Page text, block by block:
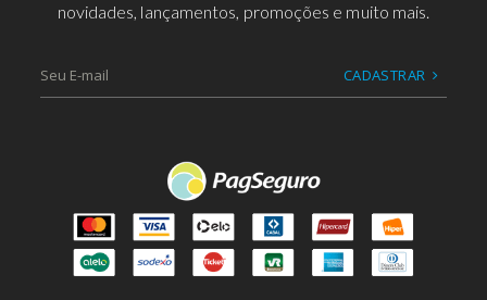
novidades, lançamentos, promoções e muito mais.
CADASTRAR